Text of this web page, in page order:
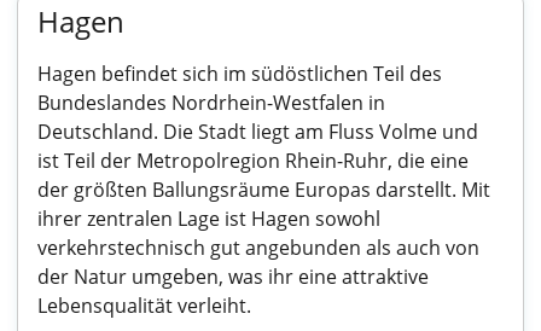
Hagen
Hagen befindet sich im südöstlichen Teil des
Bundeslandes Nordrhein-Westfalen in
Deutschland. Die Stadt liegt am Fluss Volme und
ist Teil der Metropolregion Rhein-Ruhr, die eine
der größten Ballungsräume Europas darstellt. Mit
ihrer zentralen Lage ist Hagen sowohl
verkehrstechnisch gut angebunden als auch von
der Natur umgeben, was ihr eine attraktive
Lebensqualität verleiht.